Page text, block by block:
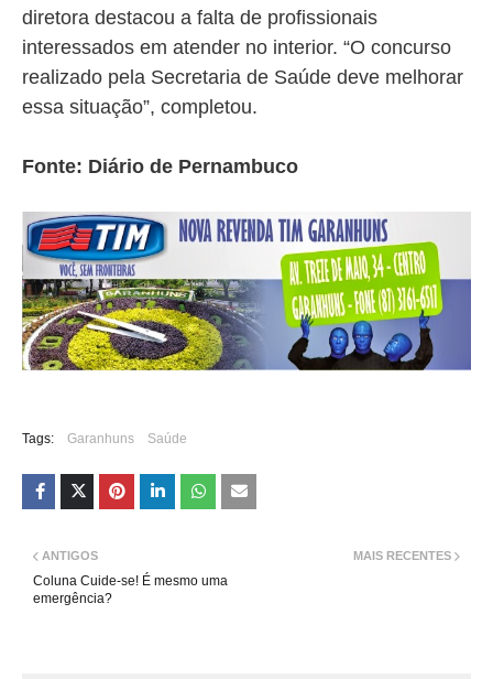
diretora destacou a falta de profissionais
interessados em atender no interior. “O concurso
realizado pela Secretaria de Saúde deve melhorar
essa situação”, completou.
Fonte: Diário de Pernambuco
Tags: Garanhuns Saúde
MAIS RECENTES
ANTIGOS
Coluna Cuide-se! É mesmo uma
emergência?